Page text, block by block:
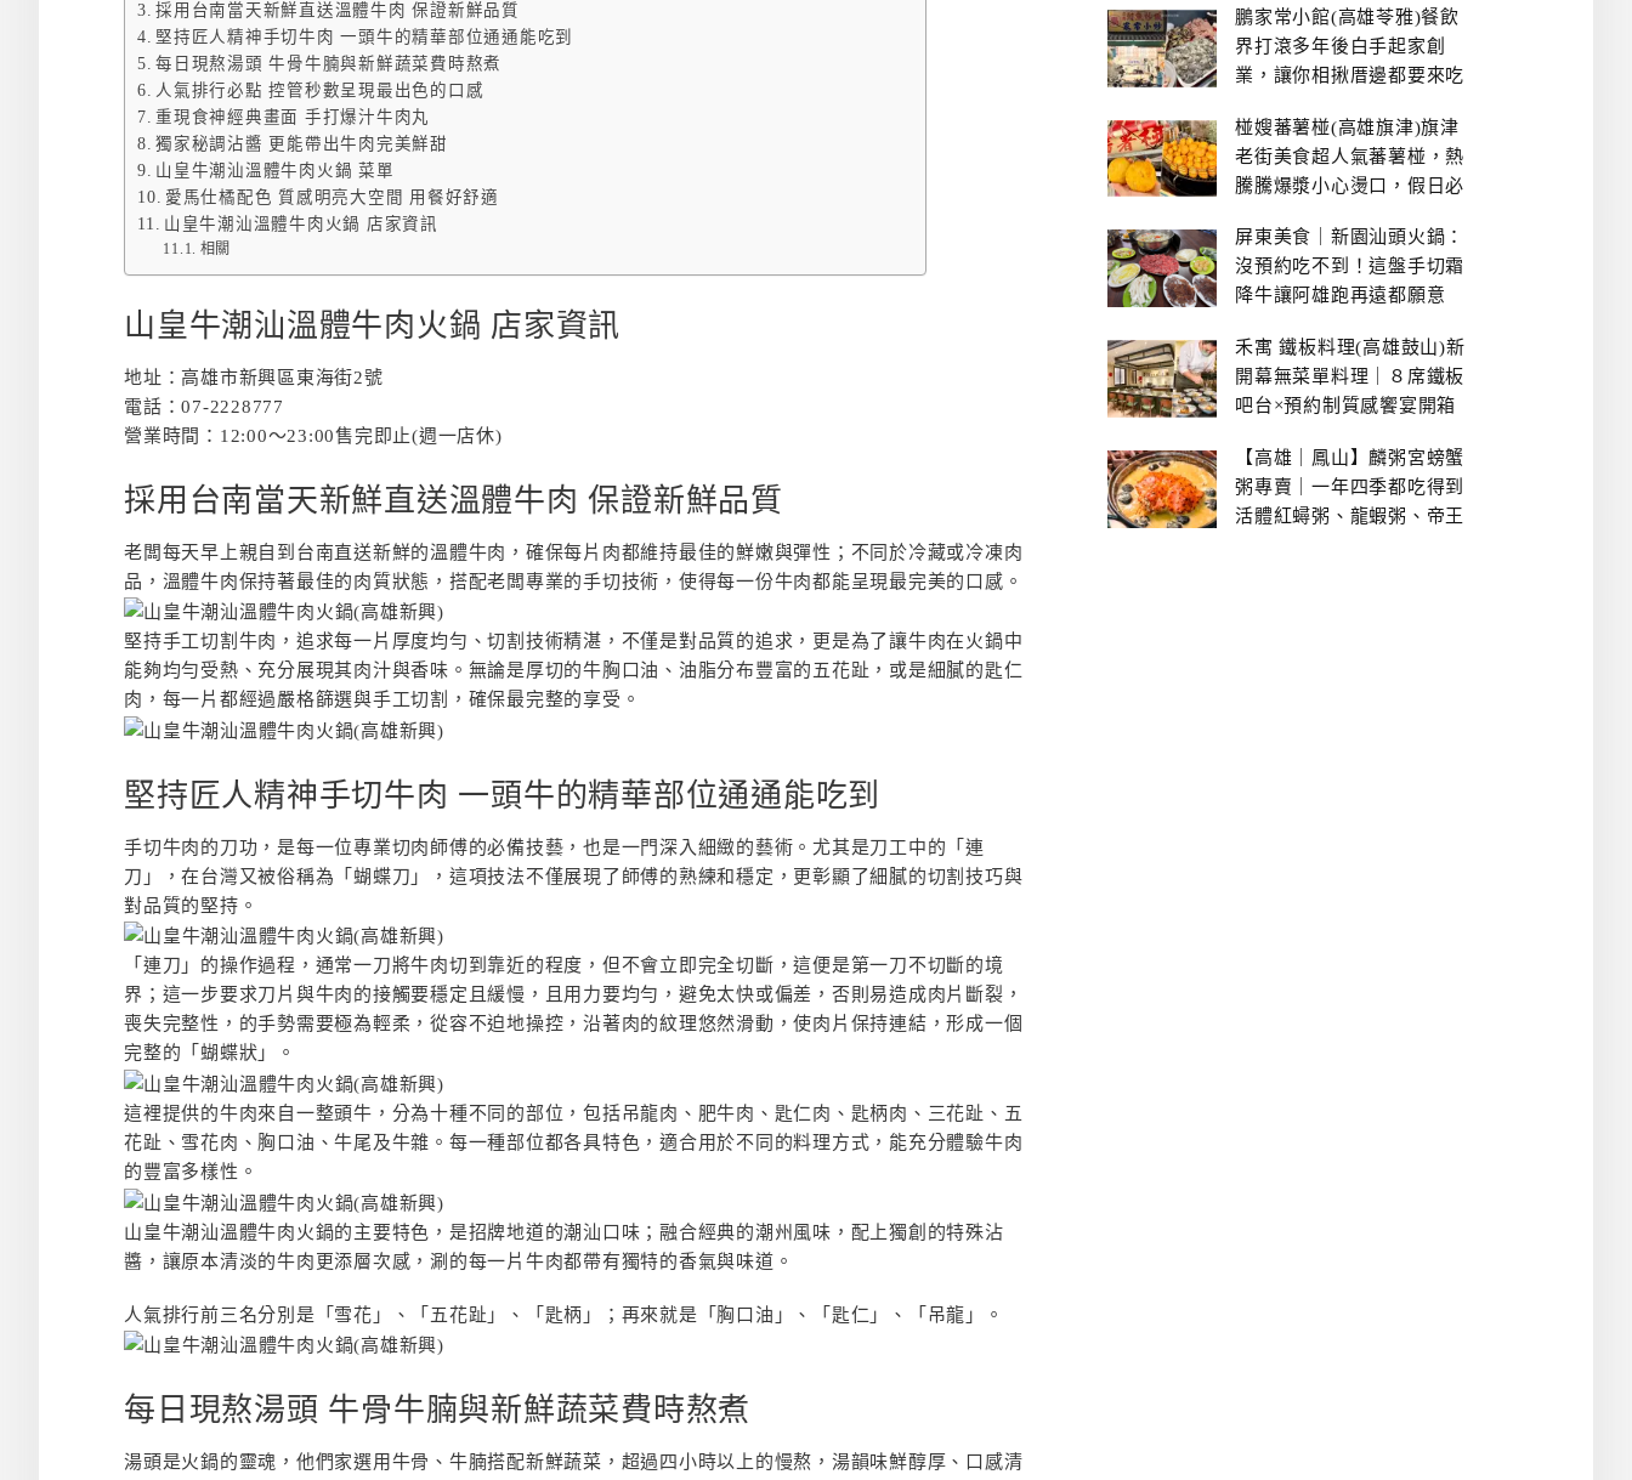
採用台南當天新鮮直送溫體牛肉 保證新鮮品質
堅持匠人精神手切牛肉 一頭牛的精華部位通通能吃到
每日現熬湯頭 牛骨牛腩與新鮮蔬菜費時熬煮
人氣排行必點 控管秒數呈現最出色的口感
重現食神經典畫面 手打爆汁牛肉丸
獨家秘調沾醬 更能帶出牛肉完美鮮甜
山皇牛潮汕溫體牛肉火鍋 菜單
愛馬仕橘配色 質感明亮大空間 用餐好舒適
山皇牛潮汕溫體牛肉火鍋 店家資訊
相關
山皇牛潮汕溫體牛肉火鍋 店家資訊
地址：高雄市新興區東海街2號
電話：07-2228777
營業時間：12:00～23:00售完即止(週一店休)
採用台南當天新鮮直送溫體牛肉 保證新鮮品質
老闆每天早上親自到台南直送新鮮的溫體牛肉，確保每片肉都維持最佳的鮮嫩與彈性；不同於冷藏或冷凍肉
品，溫體牛肉保持著最佳的肉質狀態，搭配老闆專業的手切技術，使得每一份牛肉都能呈現最完美的口感。
堅持手工切割牛肉，追求每一片厚度均勻、切割技術精湛，不僅是對品質的追求，更是為了讓牛肉在火鍋中
能夠均勻受熱、充分展現其肉汁與香味。無論是厚切的牛胸口油、油脂分布豐富的五花趾，或是細膩的匙仁
肉，每一片都經過嚴格篩選與手工切割，確保最完整的享受。
堅持匠人精神手切牛肉 一頭牛的精華部位通通能吃到
手切牛肉的刀功，是每一位專業切肉師傅的必備技藝，也是一門深入細緻的藝術。尤其是刀工中的「連
刀」，在台灣又被俗稱為「蝴蝶刀」，這項技法不僅展現了師傅的熟練和穩定，更彰顯了細膩的切割技巧與
對品質的堅持。
「連刀」的操作過程，通常一刀將牛肉切到靠近的程度，但不會立即完全切斷，這便是第一刀不切斷的境
界；這一步要求刀片與牛肉的接觸要穩定且緩慢，且用力要均勻，避免太快或偏差，否則易造成肉片斷裂，
喪失完整性，的手勢需要極為輕柔，從容不迫地操控，沿著肉的紋理悠然滑動，使肉片保持連結，形成一個
完整的「蝴蝶狀」。
這裡提供的牛肉來自一整頭牛，分為十種不同的部位，包括吊龍肉、肥牛肉、匙仁肉、匙柄肉、三花趾、五
花趾、雪花肉、胸口油、牛尾及牛雜。每一種部位都各具特色，適合用於不同的料理方式，能充分體驗牛肉
的豐富多樣性。
山皇牛潮汕溫體牛肉火鍋的主要特色，是招牌地道的潮汕口味；融合經典的潮州風味，配上獨創的特殊沾
醬，讓原本清淡的牛肉更添層次感，涮的每一片牛肉都帶有獨特的香氣與味道。
人氣排行前三名分別是「雪花」、「五花趾」、「匙柄」；再來就是「胸口油」、「匙仁」、「吊龍」。
每日現熬湯頭 牛骨牛腩與新鮮蔬菜費時熬煮
湯頭是火鍋的靈魂，他們家選用牛骨、牛腩搭配新鮮蔬菜，超過四小時以上的慢熬，湯韻味鮮醇厚、口感清
鵬家常小館(高雄苓雅)餐飲
界打滾多年後白手起家創
業，讓你相揪厝邊都要來吃
椪嫂蕃薯椪(高雄旗津)旗津
老街美食超人氣蕃薯椪，熱
騰騰爆漿小心燙口，假日必
屏東美食｜新園汕頭火鍋：
沒預約吃不到！這盤手切霜
降牛讓阿雄跑再遠都願意
禾寓 鐵板料理(高雄鼓山)新
開幕無菜單料理｜８席鐵板
吧台×預約制質感饗宴開箱
【高雄｜鳳山】麟粥宮螃蟹
粥專賣｜一年四季都吃得到
活體紅蟳粥、龍蝦粥、帝王